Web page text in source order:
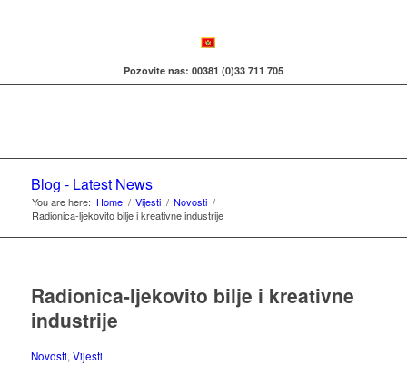
Pozovite nas: 00381 (0)33 711 705
Blog - Latest News
You are here: Home / Vijesti / Novosti /
Radionica-ljekovito bilje i kreativne industrije
Radionica-ljekovito bilje i kreativne
industrije
Novosti, Vijesti